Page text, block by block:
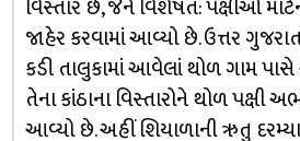
વિસ્તાર છે, જેને વિશેષત: પક્ષીઓ
જાહેર કરવામાં આવ્યો છે. ઉત્તર
કડી તાલુકામાં આવેલાં થોળ ગામ
તેના કાંઠાના વિસ્તારોને થોળ પક્ષી
આવ્યો છે. અહીં શિયાળાની ઋતુ